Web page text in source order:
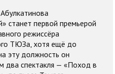
станет первой премьерой
режиссёра
ТЮЗа, хотя ещё до
эту должность он
два спектакля — «Поход в